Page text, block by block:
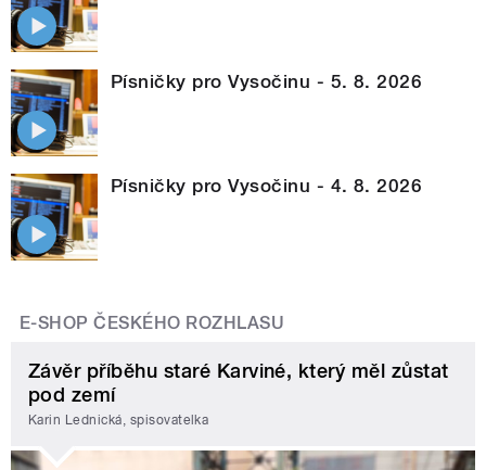
Písničky pro Vysočinu - 5. 8. 2026
Písničky pro Vysočinu - 4. 8. 2026
E-SHOP ČESKÉHO ROZHLASU
Závěr příběhu staré Karviné, který měl zůstat
pod zemí
Karin Lednická, spisovatelka